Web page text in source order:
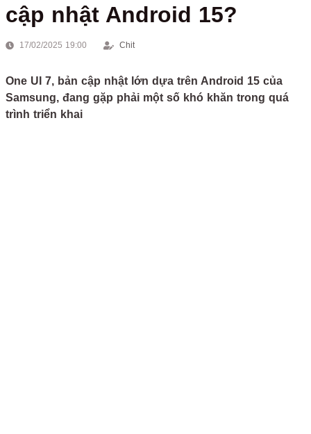
cập nhật Android 15?
17/02/2025 19:00 Chit
One UI 7, bản cập nhật lớn dựa trên Android 15 của
Samsung, đang gặp phải một số khó khăn trong quá
trình triển khai